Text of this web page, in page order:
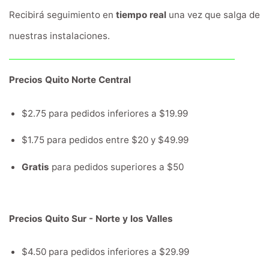
Recibirá seguimiento en tiempo real una vez que salga de
nuestras instalaciones.
Precios Quito Norte Central
$2.75 para pedidos inferiores a $19.99
$1.75 para pedidos entre $20 y $49.99
Gratis para pedidos superiores a $50
Precios Quito Sur - Norte y los Valles
$4.50 para pedidos inferiores a $29.99